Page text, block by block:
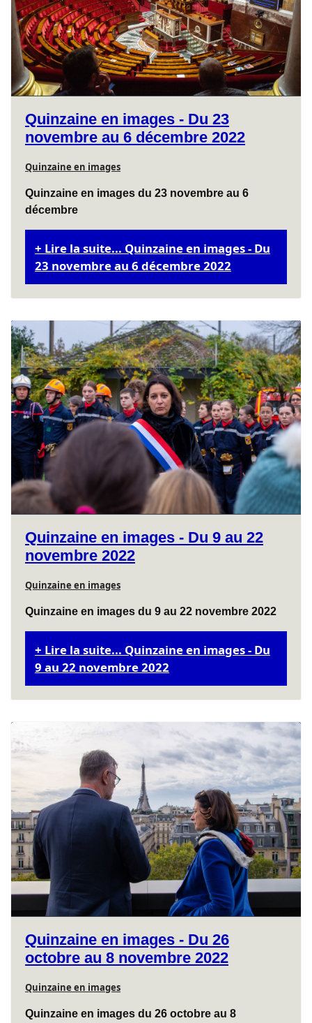
Quinzaine en images - Du 23
novembre au 6 décembre 2022
Quinzaine en images
Quinzaine en images du 23 novembre au 6
décembre
Lire la suite... Quinzaine en images - Du
23 novembre au 6 décembre 2022
Quinzaine en images - Du 9 au 22
novembre 2022
Quinzaine en images
Quinzaine en images du 9 au 22 novembre 2022
Lire la suite... Quinzaine en images - Du
9 au 22 novembre 2022
Quinzaine en images - Du 26
octobre au 8 novembre 2022
Quinzaine en images
Quinzaine en images du 26 octobre au 8